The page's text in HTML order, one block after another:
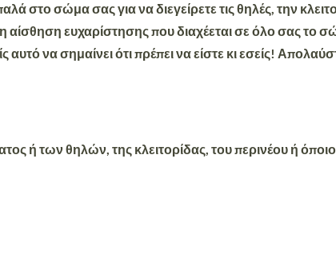
στο σώμα σας για να διεγείρετε τις θηλές, την
αίσθηση ευχαρίστησηςπου διαχέεται σε όλο σας το
αυτό να σημαίνει ότι πρέπει να είστε κι εσείς!
ή των θηλών, της κλειτορίδας, του περινέου ή